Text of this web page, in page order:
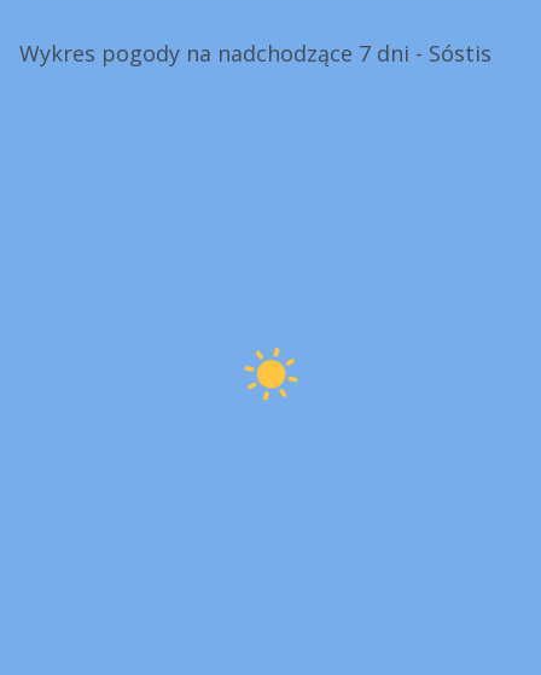
Wykres pogody na nadchodzące 7 dni - Sóstis